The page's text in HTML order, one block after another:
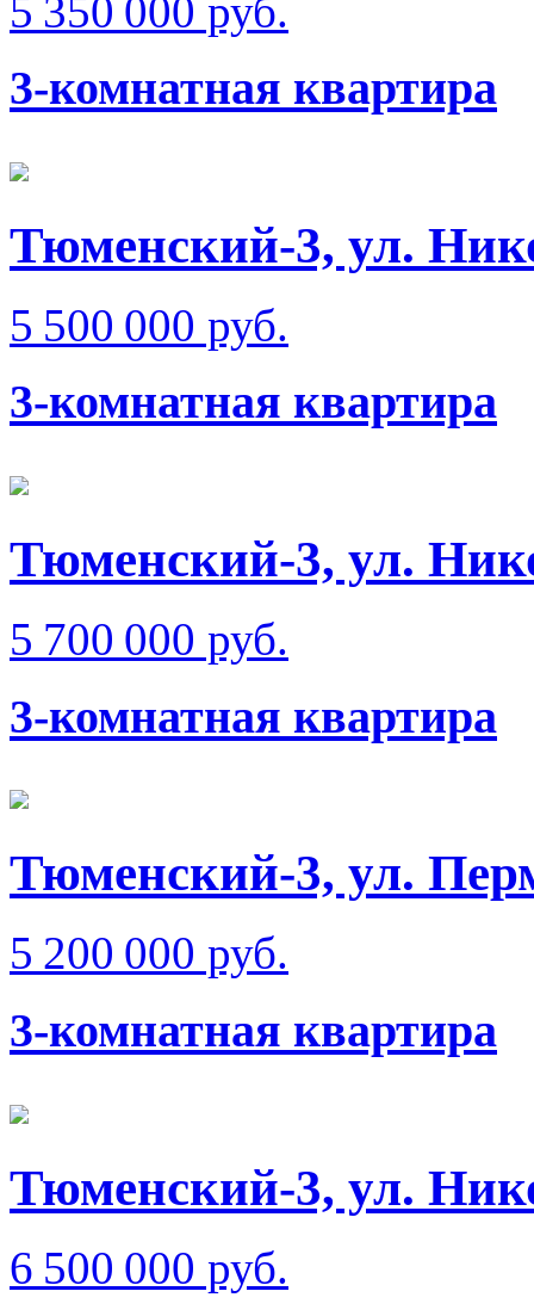
5 350 000 руб.
3-комнатная квартира
Тюменский-3, ул.
5 500 000 руб.
3-комнатная квартира
Тюменский-3, ул.
5 700 000 руб.
3-комнатная квартира
Тюменский-3, ул.
5 200 000 руб.
3-комнатная квартира
Тюменский-3, ул.
6 500 000 руб.